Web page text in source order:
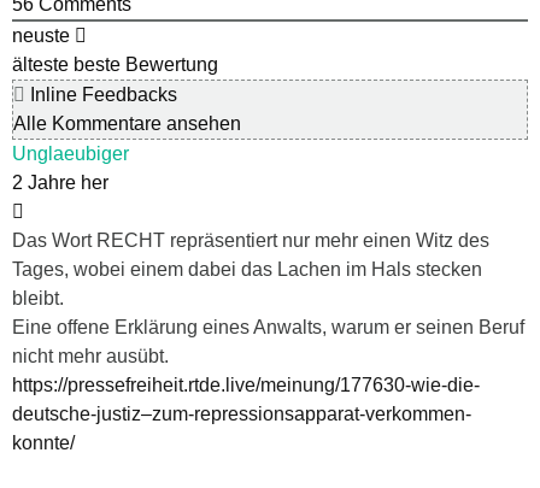
56 Comments
neuste
älteste beste Bewertung
Inline Feedbacks
Alle Kommentare ansehen
Unglaeubiger
2 Jahre her
Das Wort RECHT repräsentiert nur mehr einen Witz des
Tages, wobei einem dabei das Lachen im Hals stecken
bleibt.
Eine offene Erklärung eines Anwalts, warum er seinen Beruf
nicht mehr ausübt.
https://pressefreiheit.rtde.live/meinung/177630-wie-die-
deutsche-justiz–zum-repressionsapparat-verkommen-
konnte/